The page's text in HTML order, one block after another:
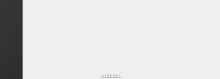
hirdetés